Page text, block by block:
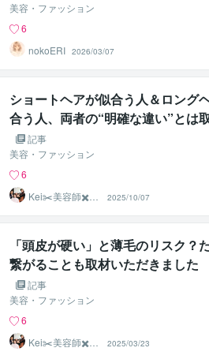
美容・ファッション
6
nokoERI 2026/03/07
ショートヘアが似合う人＆ロング
合う人、両者の“明確な違い”とは
だきました
記事
美容・ファッション
6
Kei✂️美容師✖️似
合わせの専門家
2025/10/07
「頭皮が硬い」と薄毛のリスク？
繋がることも取材いただきました
記事
美容・ファッション
6
Kei✂️美容師✖️似
合わせの専門家
2025/03/23